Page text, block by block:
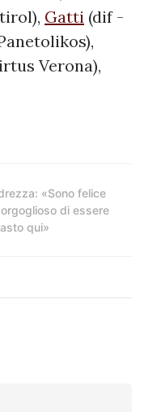
Gatti (dif -
Verona),
«Sono felice
di essere
qui»